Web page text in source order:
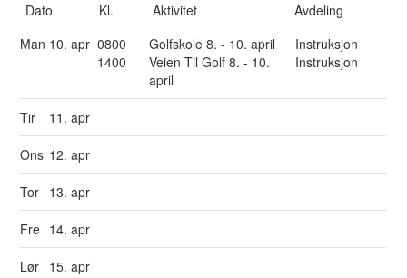
Dato Kl. Aktivitet
Avdeling
Man 10. apr 0800 Golfskole 8. - 10. april
Instruksjon
1400
Veien Til Golf 8. - 10.
april
Instruksjon
Tir 11. apr
Ons 12. apr
Tor 13. apr
Fre 14. apr
Lør 15. apr